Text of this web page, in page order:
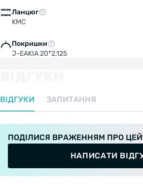
Ланцюг
KMC
Покришки
J-EAKIA 20*2,125
ВІДГУКИ ЗАПИТАННЯ
ПОДІЛИСЯ ВРАЖЕННЯМ ПРО ЦЕЙ
НАПИСАТИ